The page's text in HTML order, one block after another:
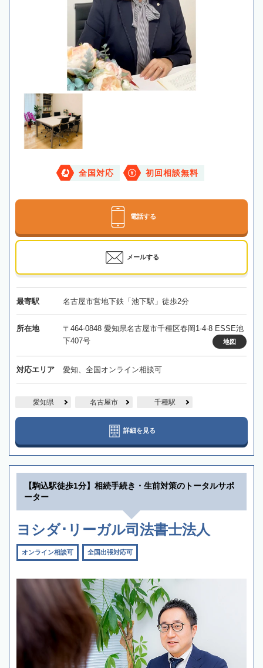
全国対応 初回相談無料
電話する
メールする
最寄駅 名古屋市営地下鉄「池下駅」徒歩2分
所在地
〒464-0848 愛知県名古屋市千種区春岡1-4-8 ESSE池
下407号
地図
対応エリア 愛知、全国オンライン相談可
愛知県 名古屋市 千種駅
詳細を見る
【駒込駅徒歩1分】相続手続き・生前対策のトータルサポ
ーター
ヨシダ･リーガル司法書士法人
オンライン相談可 全国出張対応可